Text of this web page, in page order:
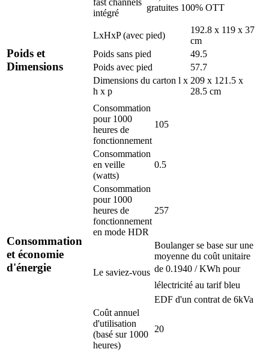
intégré
gratuites 100% OTT
Poids et
Dimensions
LxHxP (avec pied)
192.8 x 119 x 37
cm
Poids sans pied
49.5
Poids avec pied
57.7
Dimensions du carton l x
h x p
209 x 121.5 x
28.5 cm
Consommation
et économie
d'énergie
Consommation
pour 1000
heures de
fonctionnement
105
Consommation
en veille
(watts)
0.5
Consommation
pour 1000
heures de
fonctionnement
en mode HDR
257
Le saviez-vous
Boulanger se base sur une
moyenne du coût unitaire
de 0.1940 / KWh pour
lélectricité au tarif bleu
EDF d'un contrat de 6kVa
Coût annuel
d'utilisation
(basé sur 1000
heures)
20